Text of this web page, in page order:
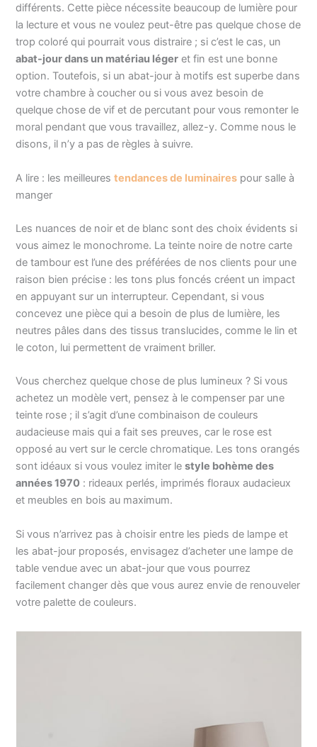
différents. Cette pièce nécessite beaucoup de lumière pour
la lecture et vous ne voulez peut-être pas quelque chose de
trop coloré qui pourrait vous distraire ; si c’est le cas, un
abat-jour dans un matériau léger et fin est une bonne
option. Toutefois, si un abat-jour à motifs est superbe dans
votre chambre à coucher ou si vous avez besoin de
quelque chose de vif et de percutant pour vous remonter le
moral pendant que vous travaillez, allez-y. Comme nous le
disons, il n’y a pas de règles à suivre.
A lire : les meilleurestendances de luminaires pour salle à
manger
Les nuances de noir et de blanc sont des choix évidents si
vous aimez le monochrome. La teinte noire de notre carte
de tambour est l’une des préférées de nos clients pour une
raison bien précise : les tons plus foncés créent un impact
en appuyant sur un interrupteur. Cependant, si vous
concevez une pièce qui a besoin de plus de lumière, les
neutres pâles dans des tissus translucides, comme le lin et
le coton, lui permettent de vraiment briller.
Vous cherchez quelque chose de plus lumineux ? Si vous
achetez un modèle vert, pensez à le compenser par une
teinte rose ; il s’agit d’une combinaison de couleurs
audacieuse mais qui a fait ses preuves, car le rose est
opposé au vert sur le cercle chromatique. Les tons orangés
sont idéaux si vous voulez imiter lestyle bohème des
années 1970 : rideaux perlés, imprimés floraux audacieux
et meubles en bois au maximum.
Si vous n’arrivez pas à choisir entre les pieds de lampe et
les abat-jour proposés, envisagez d’acheter une lampe de
table vendue avec un abat-jour que vous pourrez
facilement changer dès que vous aurez envie de renouveler
votre palette de couleurs.